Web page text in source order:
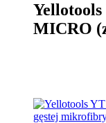
MICRO
kurzu”)